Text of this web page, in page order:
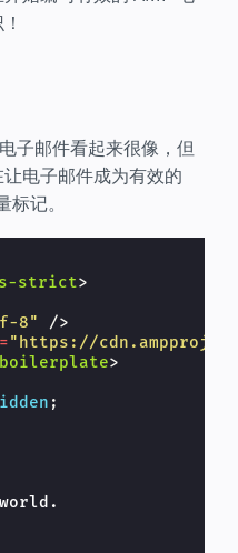
子邮件看起来很像，但
电子邮件成为有效的
记。
strict>
8"
/>
="https://
boilerplate>
;